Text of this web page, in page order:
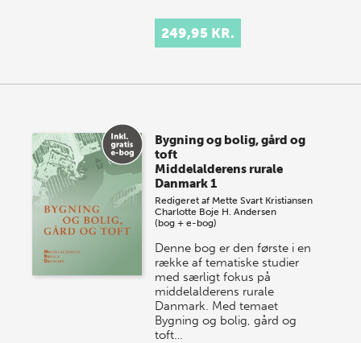
249,95 KR.
Bygning og bolig, gård og
toft
Middelalderens rurale
Danmark 1
Redigeret af Mette Svart Kristiansen
Charlotte Boje H. Andersen
(bog + e-bog)
Denne bog er den første i en
række af tematiske studier
med særligt fokus på
middelalderens rurale
Danmark. Med temaet
Bygning og bolig, gård og
toft…